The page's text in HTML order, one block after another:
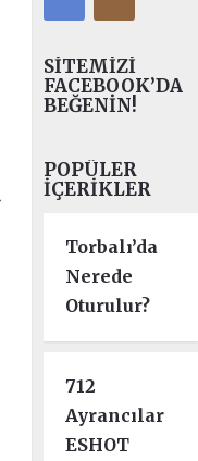
SITEMIZI
FACEBOOK’DA
BEĞENIN!
POPÜLER
İÇERIKLER
Torbalı’da
Nerede
Oturulur?
712
Ayrancılar
ESHOT